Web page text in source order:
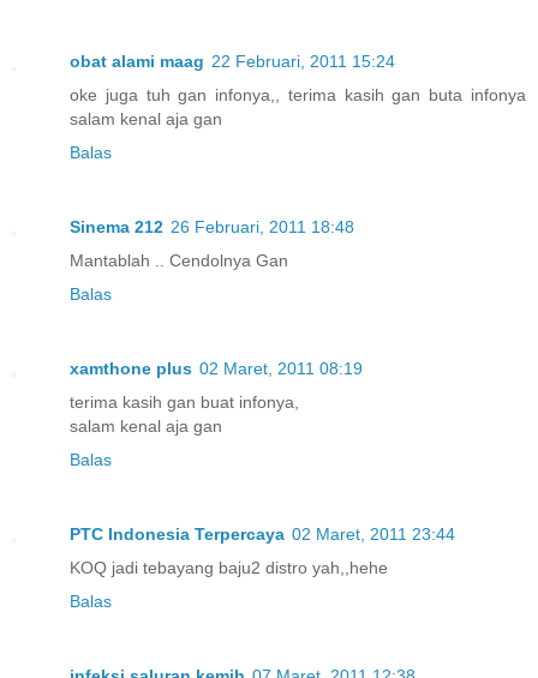
obat alami maag 22 Februari, 2011 15:24
oke juga tuh gan infonya,, terima kasih gan buta infonya
salam kenal aja gan
Balas
Sinema 212 26 Februari, 2011 18:48
Mantablah .. Cendolnya Gan
Balas
xamthone plus 02 Maret, 2011 08:19
terima kasih gan buat infonya,
salam kenal aja gan
Balas
PTC Indonesia Terpercaya 02 Maret, 2011 23:44
KOQ jadi tebayang baju2 distro yah,,hehe
Balas